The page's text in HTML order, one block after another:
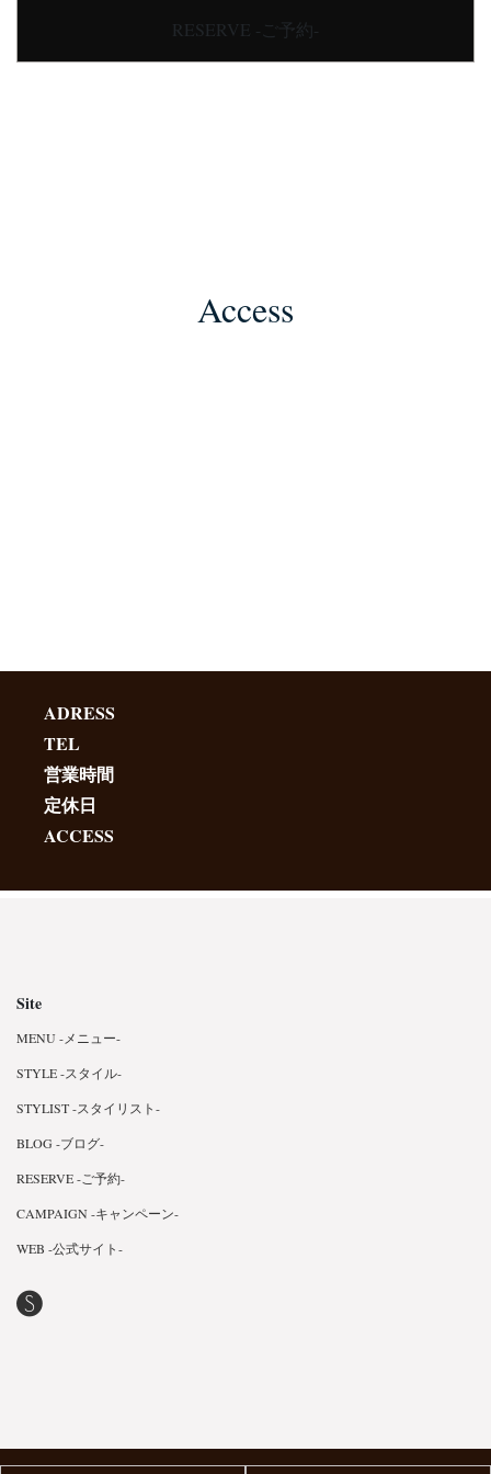
RESERVE -ご予約-
Access
ADRESS
TEL
営業時間
定休日
ACCESS
Site
MENU -メニュー-
STYLE -スタイル-
STYLIST -スタイリスト-
BLOG -ブログ-
RESERVE -ご予約-
CAMPAIGN -キャンペーン-
WEB -公式サイト-